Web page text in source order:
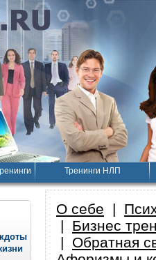
Тренинги НЛП
О себе |
| Бизнес
| Обратная